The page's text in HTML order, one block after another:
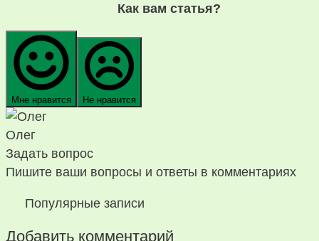
Как вам статья?
Мне нравится Не нравится
Олег
Задать вопрос
Пишите ваши вопросы и ответы в комментариях
Популярные записи
Добавить комментарий